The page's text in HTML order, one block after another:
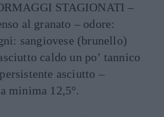
STAGIONATI –
al granato – odore:
sangiovese (brunello)
caldo un po’ tannico
asciutto –
minima 12,5°.